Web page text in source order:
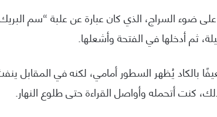
ضوء السراج، الذي كان عبارة عن علبة “سم
ثم أدخلها في الفتحة وأشعلها.
بالكاد يُظهر السطور أمامي، لكنه في المقابل
كنت أتحمله وأواصل القراءة حتى طلوع النهار.